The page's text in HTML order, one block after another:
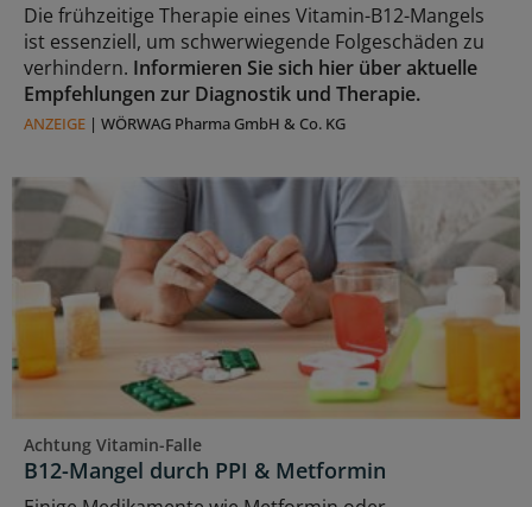
Die frühzeitige Therapie eines Vitamin-B12-Mangels
ist essenziell, um schwerwiegende Folgeschäden zu
verhindern. Informieren Sie sich hier über aktuelle
Empfehlungen zur Diagnostik und Therapie.
ANZEIGE | WÖRWAG Pharma GmbH & Co. KG
Achtung Vitamin-Falle
B12-Mangel durch PPI & Metformin